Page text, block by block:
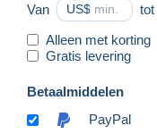
Van US$ tot
Alleen met korting
Gratis levering
Betaalmiddelen
PayPal